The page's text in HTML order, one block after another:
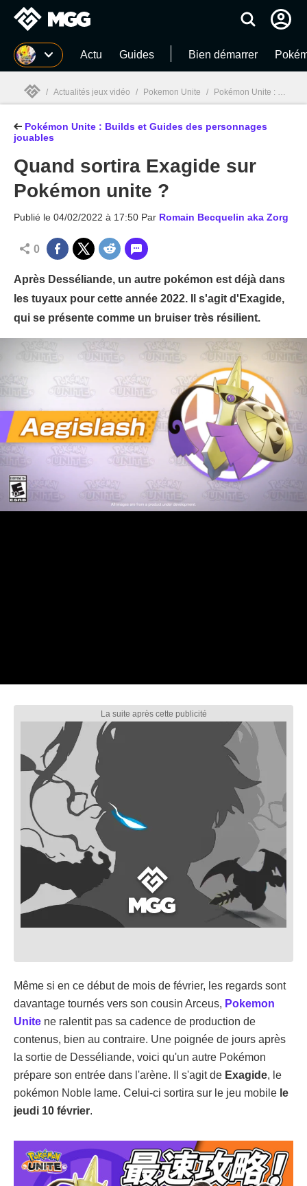
MGG Actu Guides Bien démarrer
MGG
/ Actualités jeux vidéo / Pokemon Unite / Pokémon Unite : Builds et Guides des personnages jouables
Pokémon Unite : Builds et Guides des personnages
jouables
Quand sortira Exagide sur
Pokémon unite ?
Publié le 04/02/2022 à 17:50 Par Romain Becquelin aka Zorg
0
Après Desséliande, un autre pokémon est déjà dans
les tuyaux pour cette année 2022. Il s'agit d'Exagide,
qui se présente comme un bruiser très résilient.
Même si en ce début de mois de février, les regards sont
davantage tournés vers son cousin Arceus, Pokemon
Unite ne ralentit pas sa cadence de production de
contenus, bien au contraire. Une poignée de jours après
la sortie de Desséliande, voici qu'un autre Pokémon
prépare son entrée dans l'arène. Il s'agit de Exagide, le
pokémon Noble lame. Celui-ci sortira sur le jeu mobile le
jeudi 10 février.